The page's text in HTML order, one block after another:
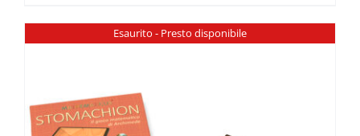
Esaurito - Presto disponibile